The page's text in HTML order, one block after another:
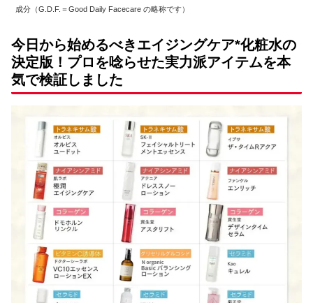
成分（G.D.F.＝Good Daily Facecare の略称です）
今日から始めるべきエイジングケア*化粧水の
決定版！プロを唸らせた実力派アイテムを本
気で検証しました